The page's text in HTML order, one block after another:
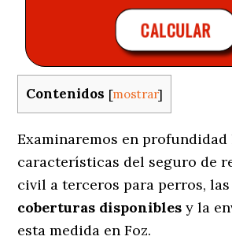
CALCULAR
Contenidos [mostrar]
Examinaremos en profundidad
características del seguro de
civil a terceros para perros, las
coberturas disponibles y la
esta medida en Foz.